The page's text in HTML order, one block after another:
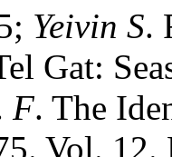
Yeivin S.
Gat:
F. The
Vol.